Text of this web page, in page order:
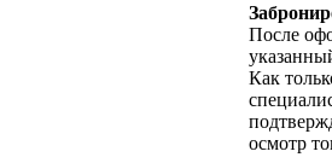
После
Как
осмотр